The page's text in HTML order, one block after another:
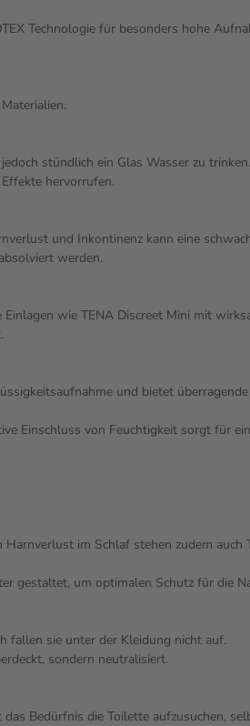
Technologie für besonders hohe
stündlich ein Glas Wasser zu
hervorrufen.
und Inkontinenz kann eine
werden.
wie TENA Discreet Mini mit
und bietet
Einschluss von Feuchtigkeit sorgt für
im Schlaf stehen zudem
gestaltet, um optimalen Schutz für die
fallen sie unter der Kleidung nicht auf.
sondern neutralisiert.
Bedürfnis die Toilette aufzusuchen,